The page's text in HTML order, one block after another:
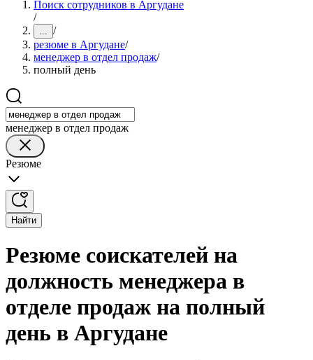
Поиск сотрудников в Аргудане
/
... /
резюме в Аргудане/
менеджер в отдел продаж/
полный день
менеджер в отдел продаж
Резюме
Найти
Резюме соискателей на
должность менеджера в
отделе продаж на полный
день в Аргудане